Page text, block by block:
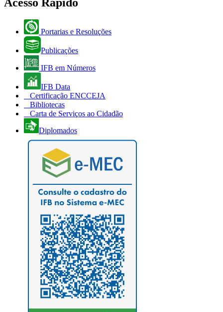
Acesso Rápido
Portarias e Resoluções
Publicações
IFB em Números
IFB Data
Certificação ENCCEJA
Bibliotecas
Carta de Serviços ao Cidadão
Diplomados